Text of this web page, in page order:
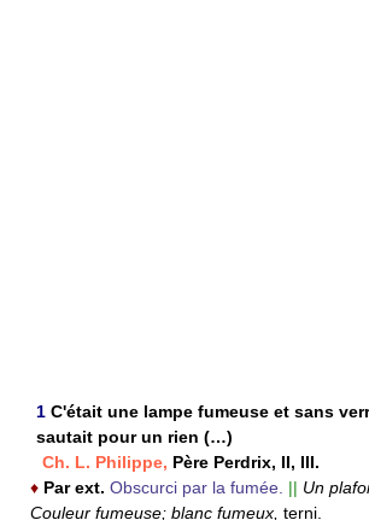
1 C'était une lampe fumeuse et sans
sautait pour un rien (…)
Ch. L. Philippe, Père Perdrix, II, III.
♦ Par ext. Obscurci par la fumée. || Un
Couleur fumeuse; blanc fumeux, terni.